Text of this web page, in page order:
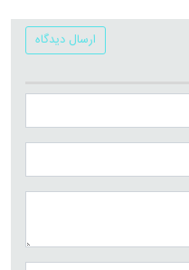
ارسال دیدگاه